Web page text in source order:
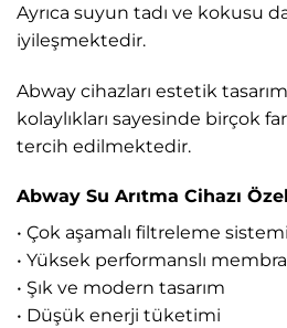
Ayrıca suyun tadı ve kokusu
iyileşmektedir.
Abway cihazları estetik
kolaylıkları sayesinde birçok
tercih edilmektedir.
Abway Su Arıtma Cihazı
• Çok aşamalı filtreleme sistemi
• Yüksek performanslı
• Şık ve modern tasarım
• Düşük enerji tüketimi